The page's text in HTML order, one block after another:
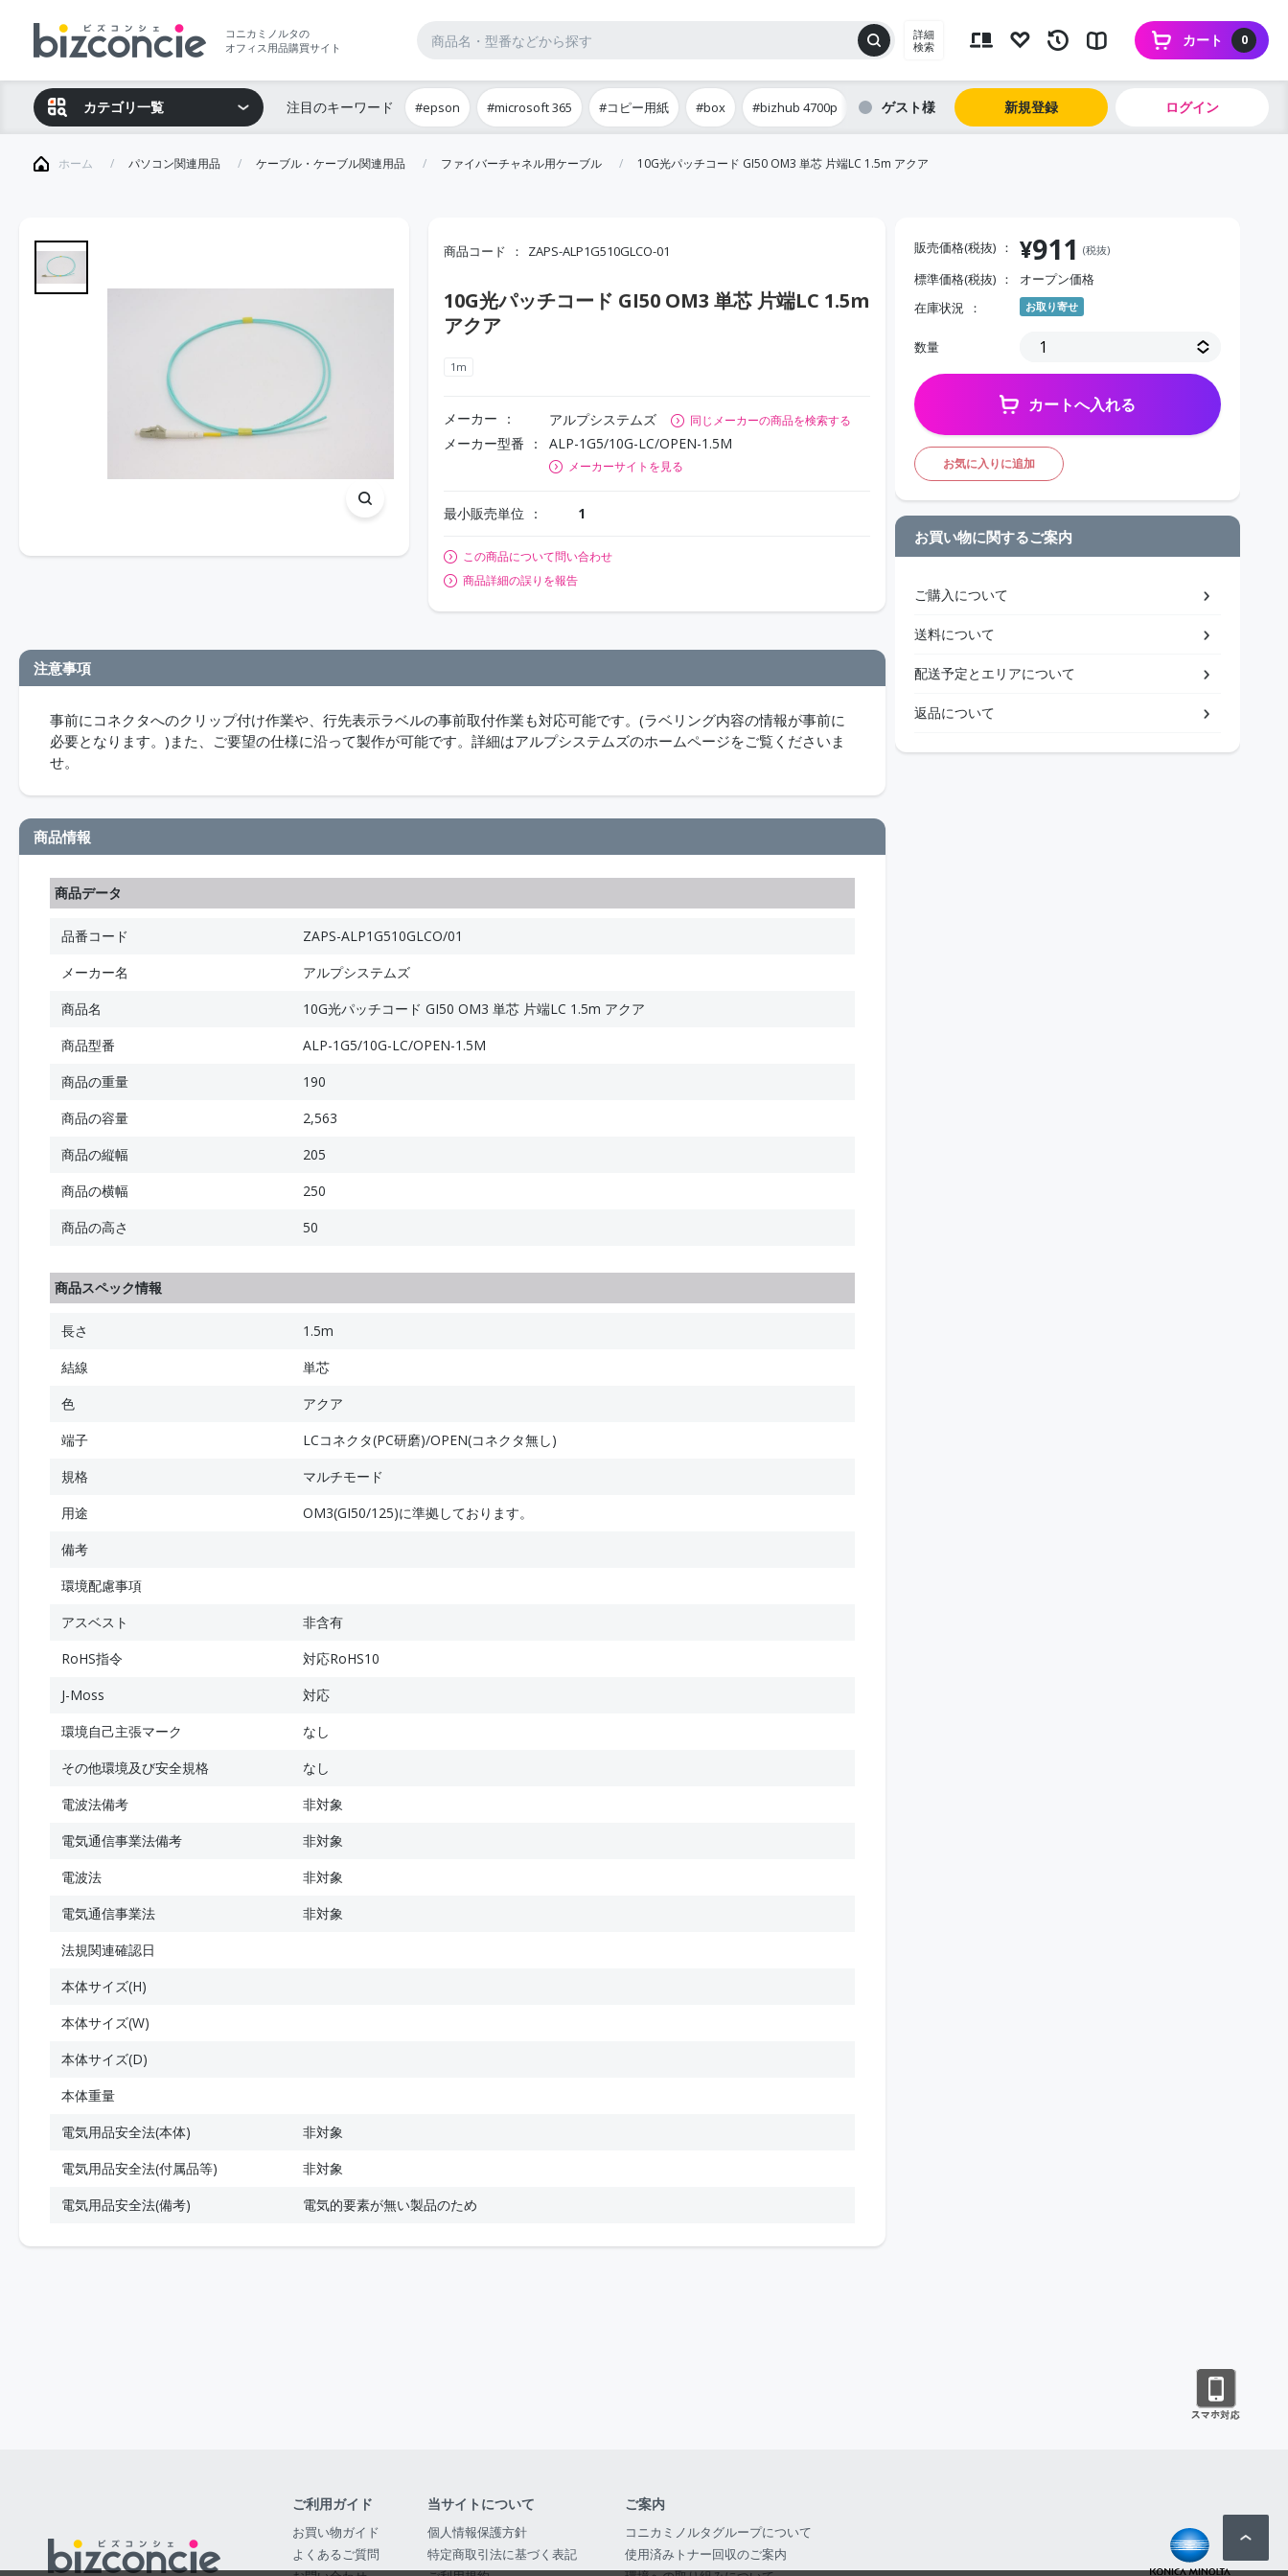
コニカミノルタの
オフィス用品購買サイト
詳細
検索
0
カート
カテゴリ一覧 注目のキーワード #epson #microsoft 365 #コピー用紙 #box #bizhub 4700p ゲスト 新規登録 ログイン
ホーム パソコン関連用品 ケーブル・ケーブル関連用品 ファイバーチャネル用ケーブル 10G光パッチコード GI50 OM3 単芯 片端LC 1.5m アクア
商品コード ZAPS-ALP1G510GLCO-01
10G光パッチコード GI50 OM3 単芯 片端LC 1.5m
アクア
1m
メーカー アルプシステムズ 同じメーカーの商品を検索する
メーカー型番 ALP-1G5/10G-LC/OPEN-1.5M
メーカーサイトを見る
最小販売単位 1
この商品について問い合わせ
商品詳細の誤りを報告
注意事項
事前にコネクタへのクリップ付け作業や、行先表示ラベルの事前取付作業も対応可能です。(ラベリング内容の情報が事前に
必要となります。)また、ご要望の仕様に沿って製作が可能です。詳細はアルプシステムズのホームページをご覧くださいま
せ。
商品情報
商品データ
品番コード
ZAPS-ALP1G510GLCO/01
メーカー名
アルプシステムズ
商品名
10G光パッチコード GI50 OM3 単芯 片端LC 1.5m アクア
商品型番
ALP-1G5/10G-LC/OPEN-1.5M
商品の重量
190
商品の容量
2,563
商品の縦幅
205
商品の横幅
250
商品の高さ
50
商品スペック情報
長さ
1.5m
結線
単芯
色
アクア
端子
LCコネクタ(PC研磨)/OPEN(コネクタ無し)
規格
マルチモード
用途
OM3(GI50/125)に準拠しております。
備考
環境配慮事項
アスベスト
非含有
RoHS指令
対応RoHS10
J-Moss
対応
環境自己主張マーク
なし
その他環境及び安全規格
なし
電波法備考
非対象
電気通信事業法備考
非対象
電波法
非対象
電気通信事業法
非対象
法規関連確認日
本体サイズ(H)
本体サイズ(W)
本体サイズ(D)
本体重量
電気用品安全法(本体)
非対象
電気用品安全法(付属品等)
非対象
電気用品安全法(備考)
電気的要素が無い製品のため
販売価格(税抜) ¥911 (税抜)
標準価格(税抜)
オープン価格
在庫状況
お取り寄せ
数量
カートへ入れる
お気に入りに追加
お買い物に関するご案内
ご購入について
送料について
配送予定とエリアについて
返品について
ご利用ガイド
お買い物ガイド
よくあるご質問
当サイトについて
個人情報保護方針
特定商取引法に基づく表記
ご案内
コニカミノルタグループについて
使用済みトナー回収のご案内